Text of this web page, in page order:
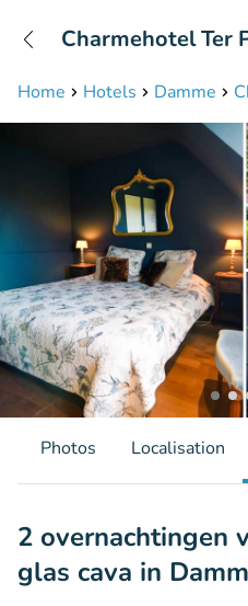
Home Hotels Damme
Charmehotel Ter
Photos Localisation
2 overnachtingen
glas cava in